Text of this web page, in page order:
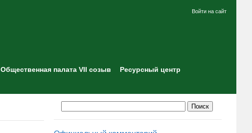
Войти на сайт
Общественная палата VII созыв
Ресурсный центр